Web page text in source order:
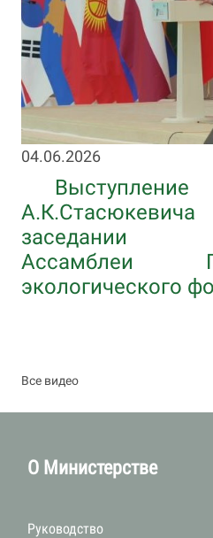
04.06.2026
Выступление
заседании
Ассамблеи
экологического
Все видео
О Министерстве
Руководство